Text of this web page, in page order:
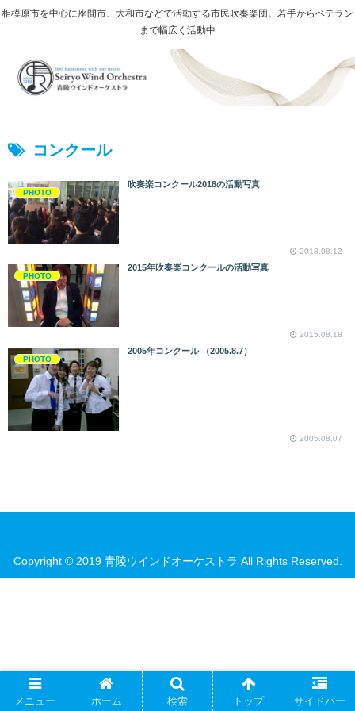
相模原市を中心に座間市、大和市などで活動する市民吹奏楽団。若手からベテラン
まで幅広く活動中
コンクール
PHOTO
吹奏楽コンクール2018の活動写真
2018.08.12
PHOTO
2015年吹奏楽コンクールの活動写真
2015.08.18
PHOTO
2005年コンクール （2005.8.7）
2005.08.07
Copyright © 2019 青陵ウインドオーケストラ All Rights Reserved.
メニュー ホーム 検索 トップ サイドバー